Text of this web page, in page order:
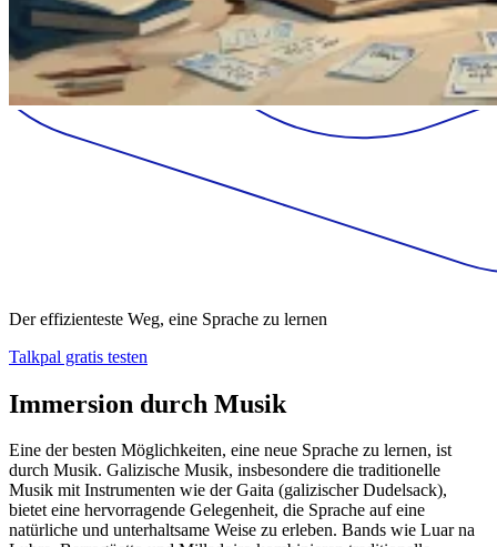
Der effizienteste Weg, eine Sprache zu lernen
Talkpal gratis testen
Immersion durch Musik
Eine der besten Möglichkeiten, eine neue Sprache zu lernen, ist
durch Musik. Galizische Musik, insbesondere die traditionelle
Musik mit Instrumenten wie der Gaita (galizischer Dudelsack),
bietet eine hervorragende Gelegenheit, die Sprache auf eine
natürliche und unterhaltsame Weise zu erleben. Bands wie Luar na